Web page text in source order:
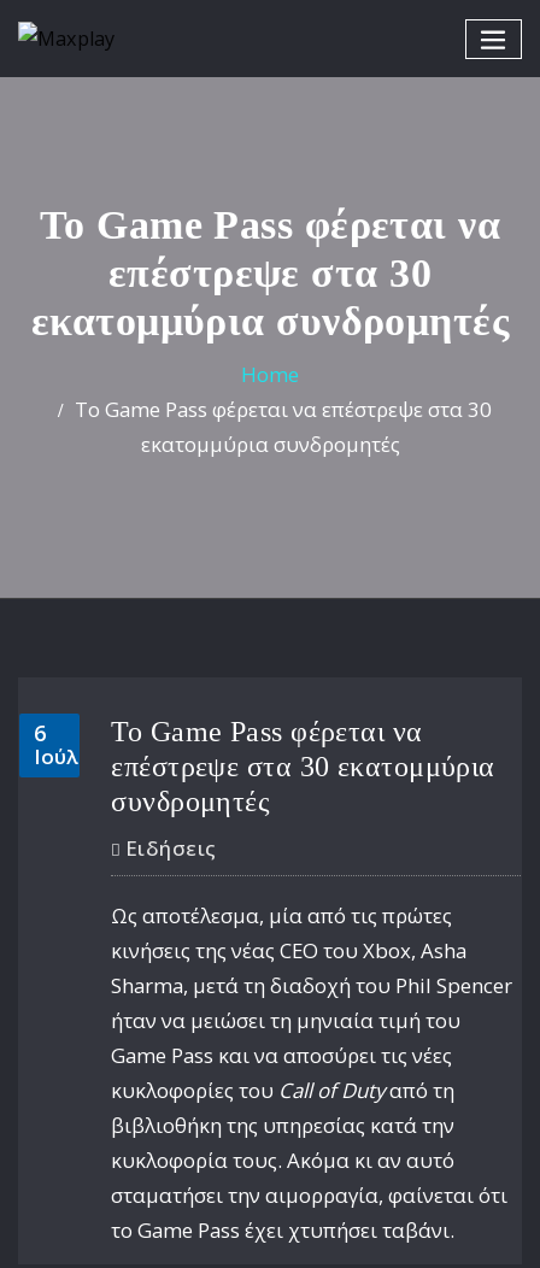
Το Game Pass φέρεται να
επέστρεψε στα 30
εκατομμύρια συνδρομητές
Home
Το Game Pass φέρεται να επέστρεψε στα 30
εκατομμύρια συνδρομητές
6
Ιούλ
Το Game Pass φέρεται να
επέστρεψε στα 30 εκατομμύρια
συνδρομητές
Ειδήσεις
Ως αποτέλεσμα, μία από τις πρώτες
κινήσεις της νέας CEO του Xbox, Asha
Sharma, μετά τη διαδοχή του Phil Spencer
ήταν να μειώσει τη μηνιαία τιμή του
Game Pass και να αποσύρει τις νέες
κυκλοφορίες του Call of Dutyαπό τη
βιβλιοθήκη της υπηρεσίας κατά την
κυκλοφορία τους. Ακόμα κι αν αυτό
σταματήσει την αιμορραγία, φαίνεται ότι
το Game Pass έχει χτυπήσει ταβάνι.